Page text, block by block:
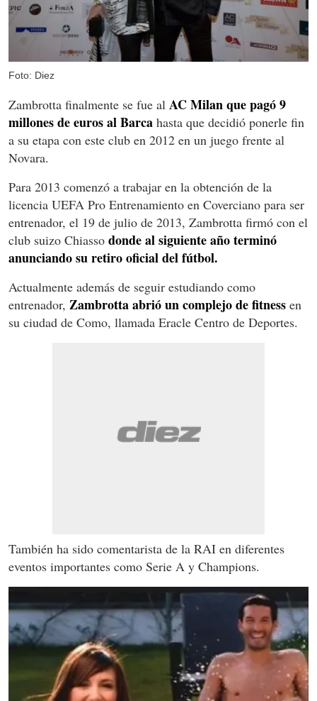
Foto: Diez
Zambrotta finalmente se fue al AC Milan que pagó 9
millones de euros al Barca hasta que decidió ponerle fin
a su etapa con este club en 2012 en un juego frente al
Novara.
Para 2013 comenzó a trabajar en la obtención de la
licencia UEFA Pro Entrenamiento en Coverciano para ser
entrenador, el 19 de julio de 2013, Zambrotta firmó con el
club suizo Chiasso donde al siguiente año terminó
anunciando su retiro oficial del fútbol.
Actualmente además de seguir estudiando como
entrenador, Zambrotta abrió un complejo de fitness en
su ciudad de Como, llamada Eracle Centro de Deportes.
También ha sido comentarista de la RAI en diferentes
eventos importantes como Serie A y Champions.